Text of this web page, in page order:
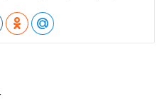
"ТерраПрим
"